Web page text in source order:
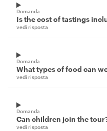
Domanda
Is the cost of tastings
vedi risposta
Domanda
What types of food can
vedi risposta
Domanda
Can children join the
vedi risposta